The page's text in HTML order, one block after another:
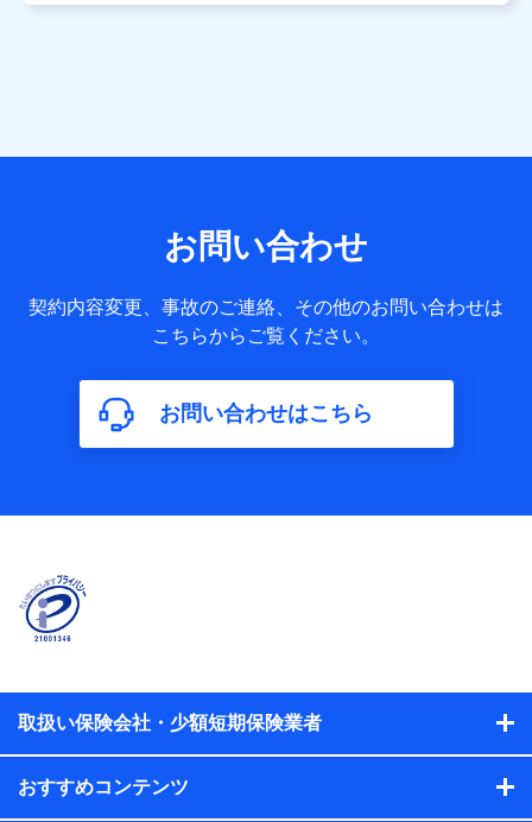
当社又は株式会社NTTドコモが提供する保険関連サービスに
送信履歴などの情報）が含まれます。
約に関する情報。例として、保険契約者及び被保険者の氏
名、住所、生年月日、性別、保険契約者と被保険者の関係、
保険加入の目的、保険商品の内容、保険料、保険料のお支払
年数などの情報、ペットの種類や年齢などの情報などが含ま
れます。
【共同して利用する者の範囲】
株式会社NTTドコモ
当社又は株式会社NTTドコモが提供する保険関連サービスに
おけるユーザ登録受付および管理のため
当社又は株式会社NTTドコモと取引のあるもしくは委託を受
れらに付帯、関連する当社、株式会社NTTドコモおよび提携
会社のサービスを案内、提供するため
析して、お客さまの趣味・嗜好・傾向に応じたサービス・商
お問い合わせ
契約内容変更、事故のご連絡、その他のお問い合わせは
こちらからご覧ください。
お問い合わせはこちら
取扱い保険会社・少額短期保険業者
おすすめコンテンツ